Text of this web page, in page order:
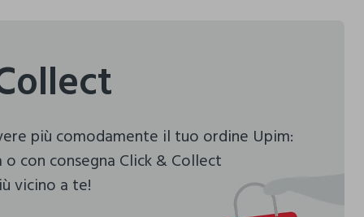
più comodamente il tuo ordine Upim:
con consegna Click & Collect
vicino a te!